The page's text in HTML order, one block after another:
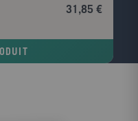
va-t-il baisser ? Quel
climatique ? ?
la crise financière
sur les concepts,
31,85 €